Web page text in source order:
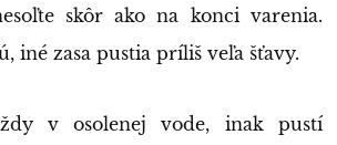
skôr ako na konci varenia.
iné zasa pustia príliš veľa šťavy.
v osolenej vode, inak pustí